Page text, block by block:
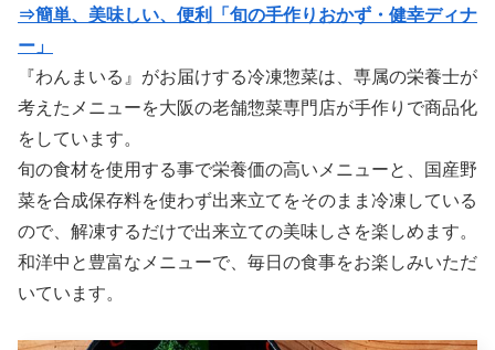
⇒簡単、美味しい、便利「旬の手作りおかず・健幸ディナ
ー」
『わんまいる』がお届けする冷凍惣菜は、専属の栄養士が
考えたメニューを大阪の老舗惣菜専門店が手作りで商品化
をしています。
旬の食材を使用する事で栄養価の高いメニューと、国産野
菜を合成保存料を使わず出来立てをそのまま冷凍している
ので、解凍するだけで出来立ての美味しさを楽しめます。
和洋中と豊富なメニューで、毎日の食事をお楽しみいただ
いています。